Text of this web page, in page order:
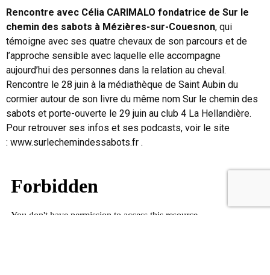
Rencontre avec Célia CARIMALO fondatrice de Sur le
chemin des sabots à Mézières-sur-Couesnon, qui
témoigne avec ses quatre chevaux de son parcours et de
l’approche sensible avec laquelle elle accompagne
aujourd’hui des personnes dans la relation au cheval.
Rencontre le 28 juin à la médiathèque de Saint Aubin du
cormier autour de son livre du même nom Sur le chemin des
sabots et porte-ouverte le 29 juin au club 4 La Hellandière.
Pour retrouver ses infos et ses podcasts, voir le site
: www.surlechemindessabots.fr .